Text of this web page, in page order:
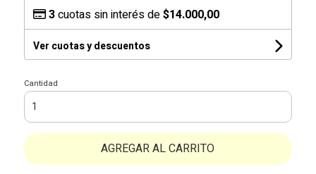
3cuotas sin interés de$14.000,00
Ver cuotas y descuentos
Cantidad
AGREGAR AL CARRITO